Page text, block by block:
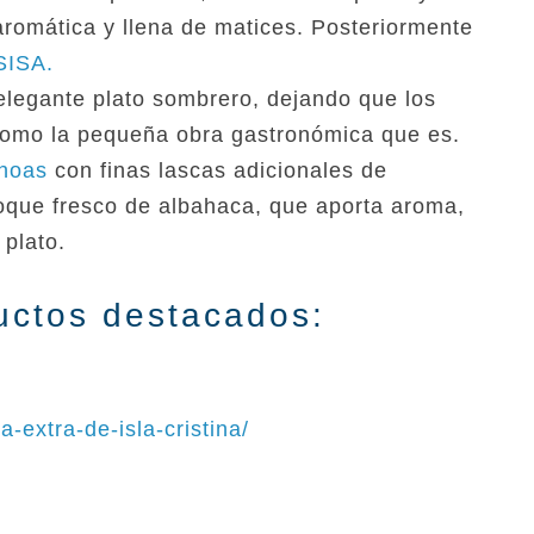
y llena de matices. Posteriormente
plato sombrero, dejando que los
la pequeña obra gastronómica que es.
con finas lascas adicionales de
fresco de albahaca, que aporta aroma,
destacados:
extra-de-isla-cristina/